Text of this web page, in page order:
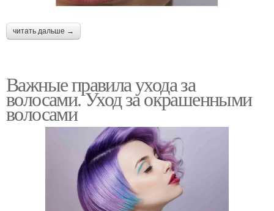
читать дальше →
Важные правила ухода за
волосами. Уход за окрашенными
волосами